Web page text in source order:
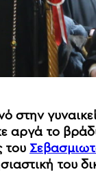
στην
αργά το
του
του